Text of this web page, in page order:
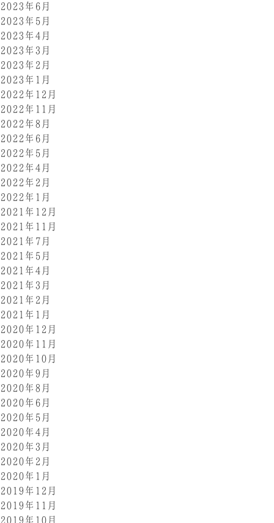
2023年6月
2023年5月
2023年4月
2023年3月
2023年2月
2023年1月
2022年12月
2022年11月
2022年8月
2022年6月
2022年5月
2022年4月
2022年2月
2022年1月
2021年12月
2021年11月
2021年7月
2021年5月
2021年4月
2021年3月
2021年2月
2021年1月
2020年12月
2020年11月
2020年10月
2020年9月
2020年8月
2020年6月
2020年5月
2020年4月
2020年3月
2020年2月
2020年1月
2019年12月
2019年11月
2019年10月